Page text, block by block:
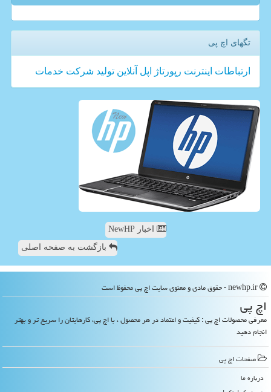
تگهای اچ پی
ارتباطات اینترنت رپورتاژ اپل آنلاین تولید شركت خدمات
اخبار NewHP
بازگشت به صفحه اصلی
اچ پی
معرفی محصولات اچ پی : کیفیت و اعتماد در هر محصول ، با اچ پی، کارهایتان را سریع تر و بهتر
انجام دهید
صفحات اچ پی
درباره ما